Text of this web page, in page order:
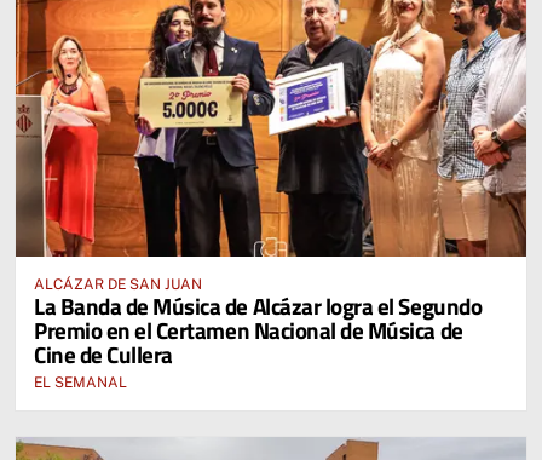
ALCÁZAR DE SAN JUAN
La Banda de Música de Alcázar logra el Segundo
Premio en el Certamen Nacional de Música de
Cine de Cullera
EL SEMANAL